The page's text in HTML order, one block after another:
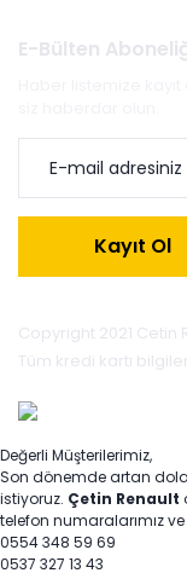
E-Bülten
Kayıt Ol
Copyright 2021 Cetin
Tüm kredi kartı
Değerli Müşterilerimiz,
Son dönemde artan
istiyoruz. Çetin Renault
telefon numaralarımız
0554 348 59 69
0537 327 13 43